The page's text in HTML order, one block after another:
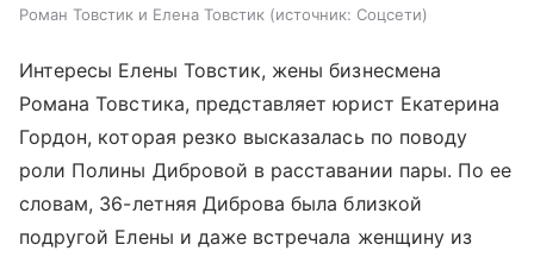
Роман Товстик и Елена Товстик источник: Соцсети
Интересы Елены Товстик, жены бизнесмена
Романа Товстика, представляет юрист Екатерина
Гордон, которая резко высказалась по поводу
роли Полины Дибровой в расставании пары. По ее
словам, 36-летняя Диброва была близкой
подругой Елены и даже встречала женщину из